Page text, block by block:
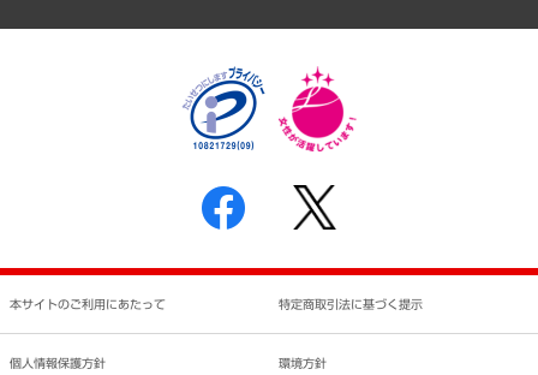
個人情報保護方針
反社会的勢力に対する基本方針
書面による個人情報の開示等の請求の手続きについて
本サイトのご利用にあたって 特定商取引法に基づく提示
個人情報保護方針 環境方針